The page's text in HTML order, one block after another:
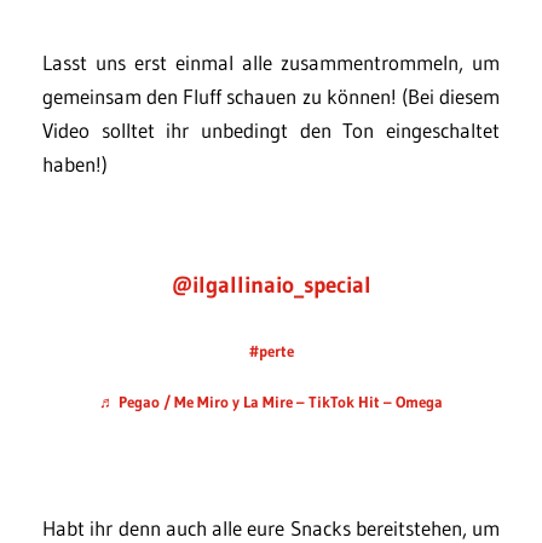
Lasst uns erst einmal alle zusammentrommeln, um
gemeinsam den Fluff schauen zu können! (Bei diesem
Video solltet ihr unbedingt den Ton eingeschaltet
haben!)
@ilgallinaio_special
#perte
♬ Pegao / Me Miro y La Mire – TikTok Hit – Omega
Habt ihr denn auch alle eure Snacks bereitstehen, um